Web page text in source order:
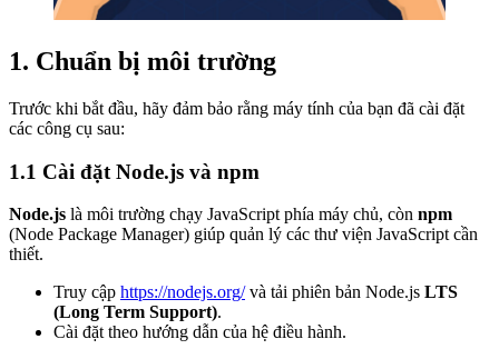
1. Chuẩn bị môi trường
Trước khi bắt đầu, hãy đảm bảo rằng máy tính của bạn đã cài đặt
các công cụ sau:
1.1 Cài đặt Node.js và npm
Node.js là môi trường chạy JavaScript phía máy chủ, còn npm
(Node Package Manager) giúp quản lý các thư viện JavaScript cần
thiết.
Truy cập https://nodejs.org/và tải phiên bản Node.js LTS
(Long Term Support).
Cài đặt theo hướng dẫn của hệ điều hành.